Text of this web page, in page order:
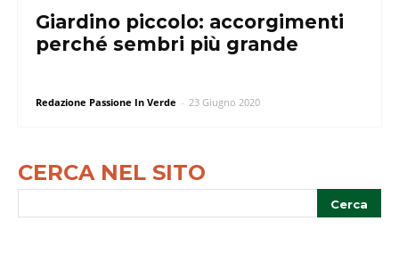
Giardino piccolo: accorgimenti
perché sembri più grande
Redazione Passione In Verde - 23 Giugno 2020
CERCA NEL SITO